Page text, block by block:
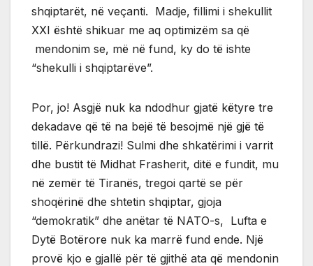
shqiptarët, në veçanti. Madje, fillimi i shekullit
XXI është shikuar me aq optimizëm sa që
mendonim se, më në fund, ky do të ishte
“shekulli i shqiptarëve”.
Por, jo! Asgjë nuk ka ndodhur gjatë këtyre tre
dekadave që të na bejë të besojmë një gjë të
tillë. Përkundrazi! Sulmi dhe shkatërimi i varrit
dhe bustit të Midhat Frasherit, ditë e fundit, mu
në zemër të Tiranës, tregoi qartë se për
shoqërinë dhe shtetin shqiptar, gjoja
“demokratik” dhe anëtar të NATO-s, Lufta e
Dytë Botërore nuk ka marrë fund ende. Një
provë kjo e gjallë për të gjithë ata që mendonin